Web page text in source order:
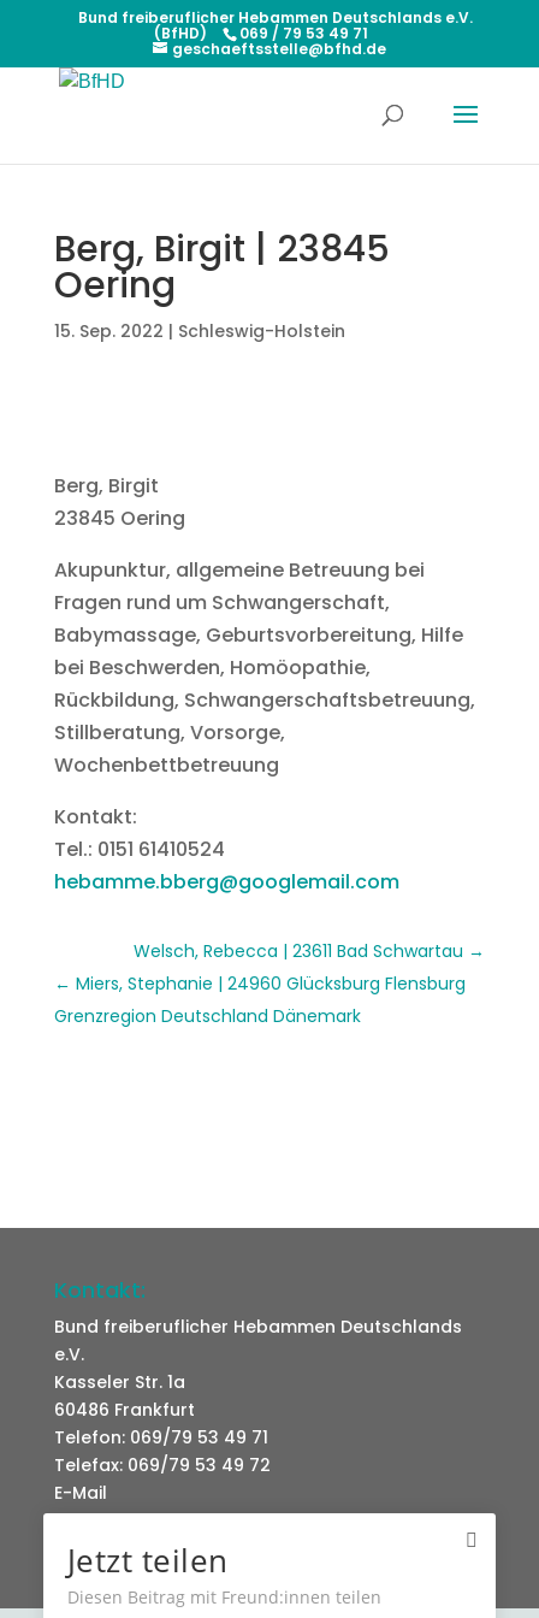
Bund freiberuflicher Hebammen Deutschlands e.V.
(BfHD) 069 / 79 53 49 71
geschaeftsstelle@bfhd.de
Berg, Birgit | 23845
Oering
15. Sep. 2022 | Schleswig-Holstein
Berg, Birgit
23845 Oering
Akupunktur, allgemeine Betreuung bei
Fragen rund um Schwangerschaft,
Babymassage, Geburtsvorbereitung, Hilfe
bei Beschwerden, Homöopathie,
Rückbildung, Schwangerschaftsbetreuung,
Stillberatung, Vorsorge,
Wochenbettbetreuung
Kontakt:
Tel.: 0151 61410524
hebamme.bberg@googlemail.com
Welsch, Rebecca | 23611 Bad Schwartau
Miers, Stephanie | 24960 Glücksburg Flensburg
Grenzregion Deutschland Dänemark
Kontakt:
Bund freiberuflicher Hebammen Deutschlands
e.V.
Kasseler Str. 1a
60486 Frankfurt
Telefon: 069/79 53 49 71
Telefax: 069/79 53 49 72
E-Mail
Jetzt teilen
Diesen Beitrag mit Freund:innen teilen